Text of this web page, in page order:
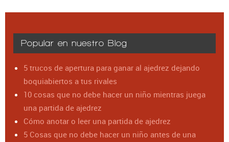
Popular en nuestro Blog
5 trucos de apertura para ganar al ajedrez dejando
boquiabiertos a tus rivales
10 cosas que no debe hacer un niño mientras juega
una partida de ajedrez
Cómo anotar o leer una partida de ajedrez
5 Cosas que no debe hacer un niño antes de una